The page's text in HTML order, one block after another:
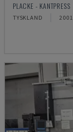
PLACKE - KANTPRESS
TYSKLAND 2001